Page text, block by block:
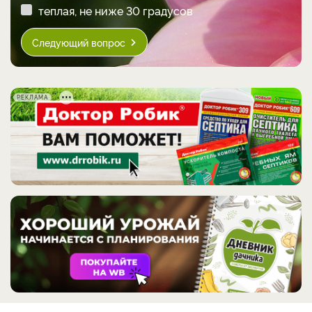
теплая, не ниже 30 градусов
Следующий вопрос
РЕКЛАМА